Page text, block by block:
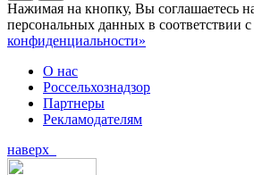
Нажимая на кнопку, Вы соглашаетесь
персональных данных в соответствии с
конфиденциальности»
О нас
Россельхознадзор
Партнеры
Рекламодателям
наверх